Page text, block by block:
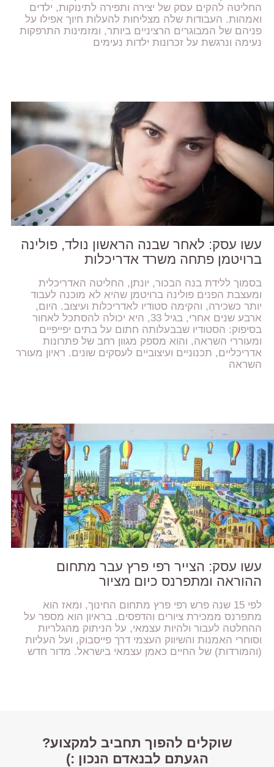
החליטה להקים עסק של יצירה ותפירה לתינוקות, ילדים
ואמהות. העבודות שלה מצליחות להעלות חיוך אפילו על
פניהם של המבוגרים הרציניים ביותר, ומזמינות התרפקות
נעימה ונרגשת על זכרונות ילדות נעימים
עשו עסק: לאחר שבנה הראשון נולד, פולינה
ברויטמן פתחה משרד אדריכלות
בסמוך ללידת בנה הבכור, יונתן, החליטה האדריכלית
ומעצבת הפנים פולינה ברויטמן שהיא לא מוכנה לעבוד
יותר כשכירה, והקימה סטודיו לאדריכלות ועיצוב. היום,
ארבע שנים אחרי, בגיל 33, היא יכולה להסתכל לאחור
בסיפוק: הסטודיו שבבעלותה חתום על בתים יפייפיים
ומעוררי השראה, והוא מספק מגוון רחב של פתרונות
אדריכליים, תכנוניים ועיצוביים לעסקים שונים. ראיון מעורר
השראה
עשו עסק: הצייר רפי פרץ עבר מתחום
ההוראה ומתפרנס כיום מציור
לפי 15 שנה פרש רפי פרץ מתחום החינוך, ומאז הוא
מתפרנס ממכירת ציורים והדפסים. בראיון הוא מספר על
ההחלטה לעבור ולהיות עצמאי, על הניתוק מהגלריות
וסוחרי האמנות והשיווק העצמי דרך פייסבוק, ועל העליות
(והמורדות) של החיים כאמן עצמאי בישראל. מדור חדש
שוקלים להפוך תחביב למקצוע?
הגעתם לבנאדם הנכון :)